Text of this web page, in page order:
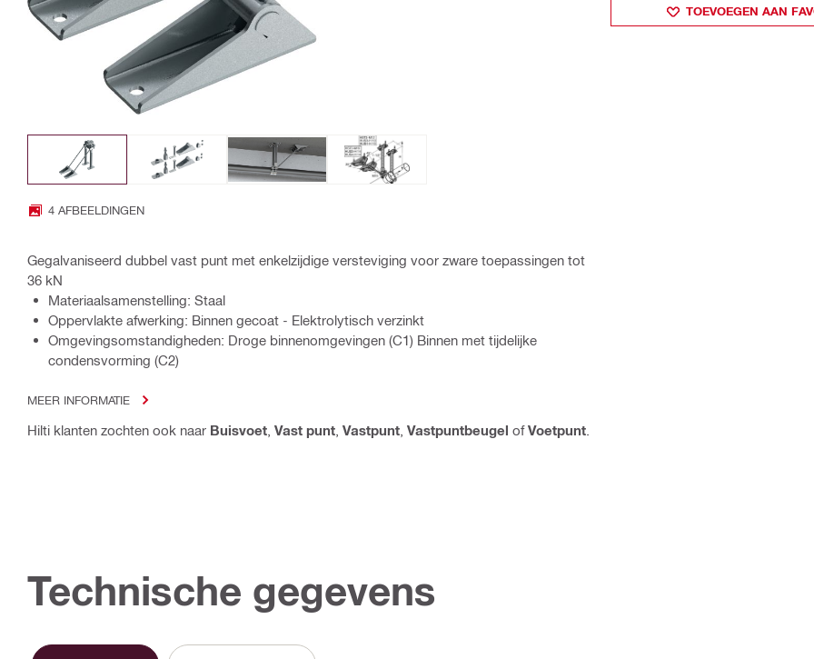
4 AFBEELDINGEN
Gegalvaniseerd dubbel vast punt met enkelzijdige versteviging voor zware toepassingen tot
36 kN
Materiaalsamenstelling: Staal
Oppervlakte afwerking: Binnen gecoat - Elektrolytisch verzinkt
Omgevingsomstandigheden: Droge binnenomgevingen (C1) Binnen met tijdelijke
condensvorming (C2)
MEER INFORMATIE
Hilti klanten zochten ook naar Buisvoet Vast punt Vastpunt Vastpuntbeugel ofVoetpunt
TOEVOEGEN AAN
Technische gegevens